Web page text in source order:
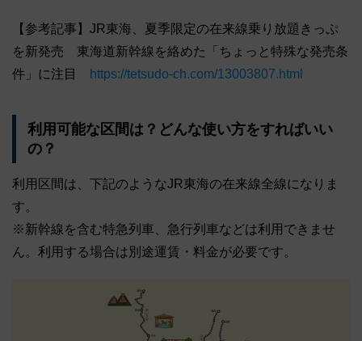
【参考記事】JR東海、夏季限定の在来線乗り放題きっぷ
を新発売 東海道新幹線を絡めた「ちょっと特殊な発売条
件」に注目
https://tetsudo-ch.com/13003807.html
利用可能な区間は？どんな使い方をすればいい
の？
利用区間は、下記のようなJR東海の在来線全線になりま
す。
※新幹線を含む特急列車、急行列車などは利用できませ
ん。利用する場合は別途運賃・料金が必要です。